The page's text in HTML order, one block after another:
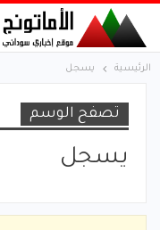
الرئيسية يسجل
تصفح الوسم
يسجل